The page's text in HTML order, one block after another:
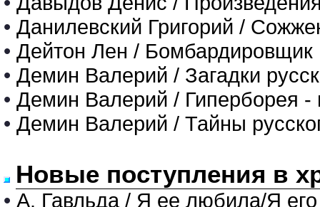
• Данилевский Григорий /
• Дейтон Лен / Бомбардировщик
• Демин Валерий / Загадки
• Демин Валерий / Гиперборея -
• Демин Валерий / Тайны
Новые поступления в
• А. Гавльда / Я ее любила/Я